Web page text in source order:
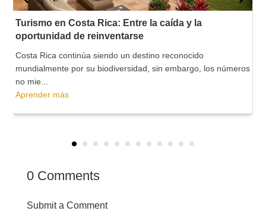
Turismo en Costa Rica: Entre la caída y la
oportunidad de reinventarse
Costa Rica continúa siendo un destino reconocido
mundialmente por su biodiversidad, sin embargo, los números
no mie...
Aprender más
0 Comments
Submit a Comment